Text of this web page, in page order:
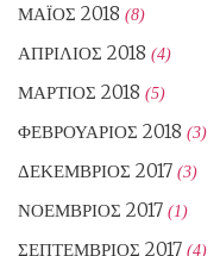
ΜΆΙΟΣ 2018 (8)
ΑΠΡΊΛΙΟΣ 2018 (4)
ΜΆΡΤΙΟΣ 2018 (5)
ΦΕΒΡΟΥΆΡΙΟΣ 2018 (3)
ΔΕΚΈΜΒΡΙΟΣ 2017 (3)
ΝΟΈΜΒΡΙΟΣ 2017 (1)
ΣΕΠΤΈΜΒΡΙΟΣ 2017 (4)